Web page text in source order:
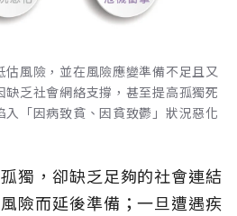
風險，並在風險應變準備不足且又
乏社會網絡支撐，甚至提高孤獨死
「因病致貧、因貧致鬱」狀況惡化
獨，卻缺乏足夠的社會連結
險而延後準備；一旦遭遇疾